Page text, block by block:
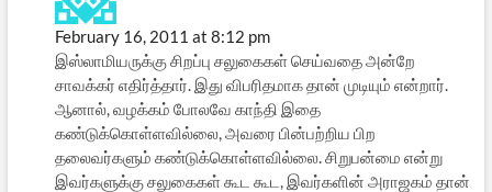
February 16, 2011 at 8:12 pm
இஸ்லாமியருக்கு சிறப்பு சலுகைகள் செய்வதை அன்றே
சாவக்கர் எதிர்த்தார். இது விபரிதமாக தான் முடியும் என்றார்.
ஆனால், வழக்கம் போலவே காந்தி இதை
கண்டுக்கொள்ளவில்லை, அவரை பின்பற்றிய பிற
தலைவர்களும் கண்டுக்கொள்ளவில்லை. சிறுபன்மை என்று
இவர்களுக்கு சலுகைகள் கூட கூட, இவர்களின் அராஜகம் தான்